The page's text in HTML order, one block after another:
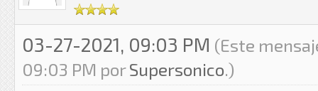
03-27-2021, 09:03 PM (Este
09:03 PM porSupersonico.)